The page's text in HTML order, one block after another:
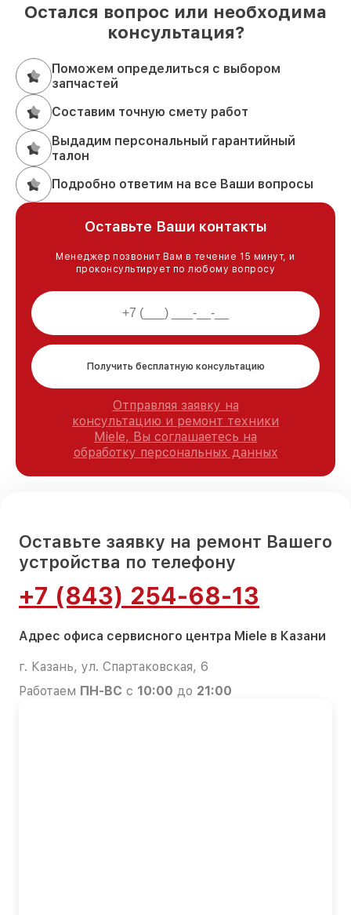
Остался вопрос или необходима
консультация?
Поможем определиться с выбором
запчастей
Составим точную смету работ
Выдадим персональный гарантийный
талон
Подробно ответим на все Ваши вопросы
Оставьте Ваши контакты
Менеджер позвонит Вам в течение 15 минут, и
проконсультирует по любому вопросу
Получить бесплатную консультацию
Отправляя заявку на
консультацию и ремонт техники
Miele, Вы соглашаетесь на
обработку персональных данных
Оставьте заявку на ремонт Вашего
устройства по телефону
+7 (843) 254-68-13
Адрес офиса сервисного центра Miele в Казани
г. Казань, ул. Спартаковская, 6
Работаем ПН-ВС с 10:00 до 21:00